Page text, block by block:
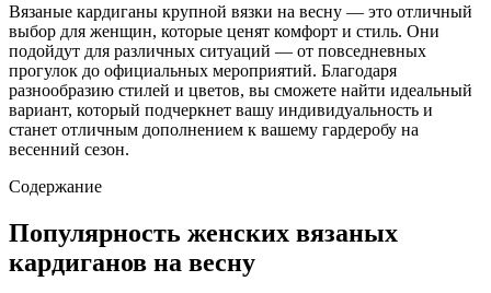
Вязаные кардиганы крупной вязки на весну — это отличный
выбор для женщин, которые ценят комфорт и стиль. Они
подойдут для различных ситуаций — от повседневных
прогулок до официальных мероприятий. Благодаря
разнообразию стилей и цветов, вы сможете найти идеальный
вариант, который подчеркнет вашу индивидуальность и
станет отличным дополнением к вашему гардеробу на
весенний сезон.
Содержание
Популярность женских вязаных
кардиганов на весну